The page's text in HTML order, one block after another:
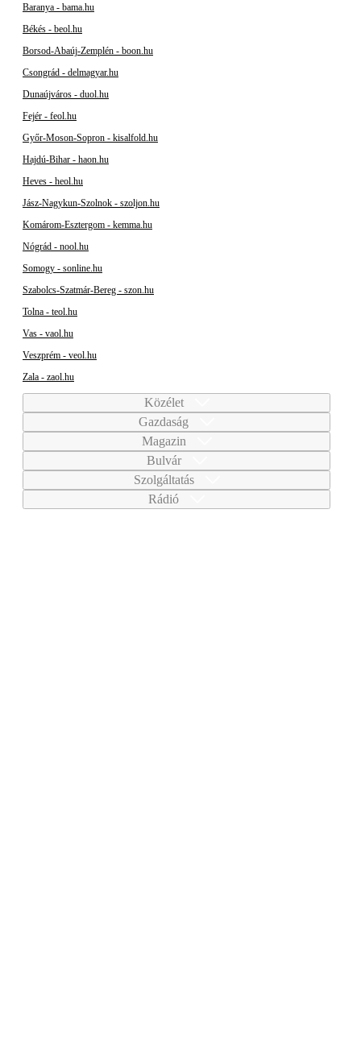
Baranya - bama.hu
Békés - beol.hu
Borsod-Abaúj-Zemplén - boon.hu
Csongrád - delmagyar.hu
Dunaújváros - duol.hu
Fejér - feol.hu
Győr-Moson-Sopron - kisalfold.hu
Hajdú-Bihar - haon.hu
Heves - heol.hu
Jász-Nagykun-Szolnok - szoljon.hu
Komárom-Esztergom - kemma.hu
Nógrád - nool.hu
Somogy - sonline.hu
Szabolcs-Szatmár-Bereg - szon.hu
Tolna - teol.hu
Vas - vaol.hu
Veszprém - veol.hu
Zala - zaol.hu
Közélet
Gazdaság
Magazin
Bulvár
Szolgáltatás
Rádió